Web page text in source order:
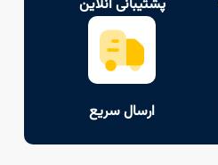
پشتیبانی آنلاین
ارسال سریع